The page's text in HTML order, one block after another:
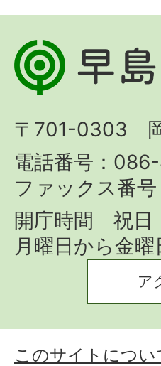
早
島
Hayashima
Town
〒701-0303
電話番号：
ファックス番
開庁時間 祝日
月曜日から金
ア
このサイトについ